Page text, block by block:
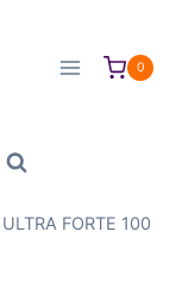
0
FORTE 100